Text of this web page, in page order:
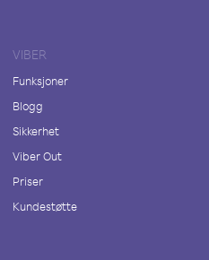
VIBER
Funksjoner
Blogg
Sikkerhet
Viber Out
Priser
Kundestøtte